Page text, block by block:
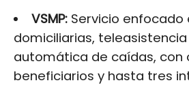
VSMP:Servicio enfocado
domiciliarias,
automática de caídas, con
beneficiarios y hasta tres